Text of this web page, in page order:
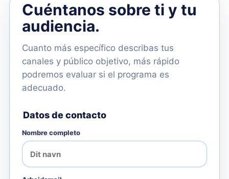
Cuéntanos sobre ti y tu
audiencia.
Cuanto más específico describas tus
canales y público objetivo, más rápido
podremos evaluar si el programa es
adecuado.
Datos de contacto
Nombre completo